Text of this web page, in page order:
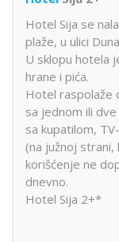
Hotel Sija se
plaže, u ulici
U sklopu hotela
hrane i pića.
Hotel raspolaže
sa jednom ili
sa kupatilom,
(na južnoj
korišćenje ne
dnevno.
Hotel Sija 2+*